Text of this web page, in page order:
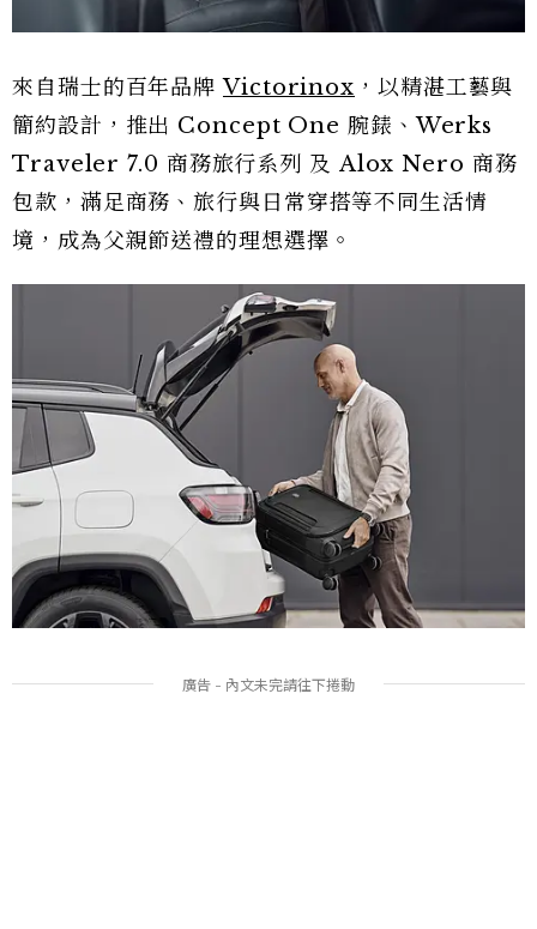
來自瑞士的百年品牌Victorinox ，以精湛工藝與
簡約設計，推出 Concept One 腕錶、Werks
Traveler 7.0 商務旅行系列 及 Alox Nero 商務
包款，滿足商務、旅行與日常穿搭等不同生活情
境，成為父親節送禮的理想選擇。